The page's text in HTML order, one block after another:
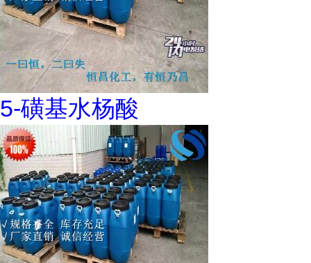
5-磺基水杨酸